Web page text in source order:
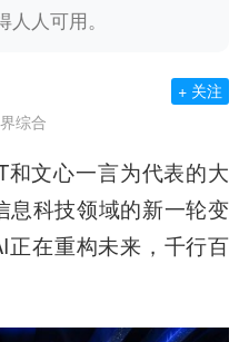
人可用。
综合
+ 关注
和文心一言为代表的大
息科技领域的新一轮变
正在重构未来，千行百